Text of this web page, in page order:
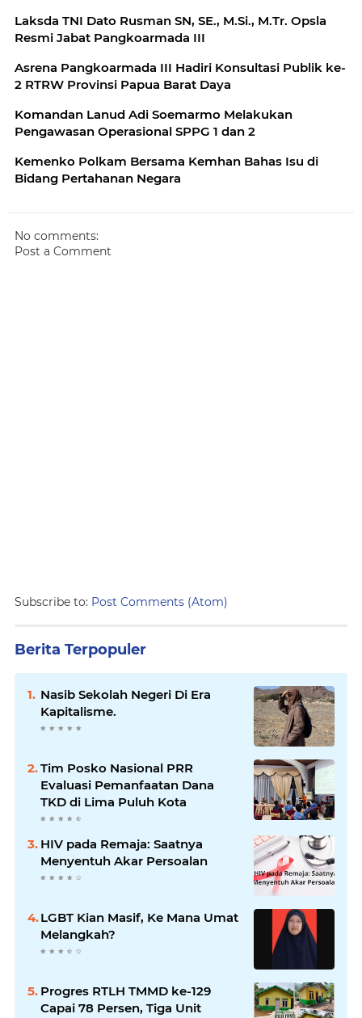
Laksda TNI Dato Rusman SN, SE., M.Si., M.Tr. Opsla
Resmi Jabat Pangkoarmada III
Asrena Pangkoarmada III Hadiri Konsultasi Publik ke-
2 RTRW Provinsi Papua Barat Daya
Komandan Lanud Adi Soemarmo Melakukan
Pengawasan Operasional SPPG 1 dan 2
Kemenko Polkam Bersama Kemhan Bahas Isu di
Bidang Pertahanan Negara
No comments:
Post a Comment
Subscribe to: Post Comments (Atom)
Berita Terpopuler
Nasib Sekolah Negeri Di Era
Kapitalisme.
Tim Posko Nasional PRR
Evaluasi Pemanfaatan Dana
TKD di Lima Puluh Kota
HIV pada Remaja: Saatnya
Menyentuh Akar Persoalan
LGBT Kian Masif, Ke Mana Umat
Melangkah?
Progres RTLH TMMD ke-129
Capai 78 Persen, Tiga Unit